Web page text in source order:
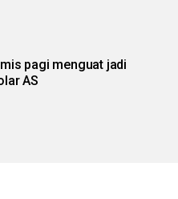
pagi menguat jadi
AS